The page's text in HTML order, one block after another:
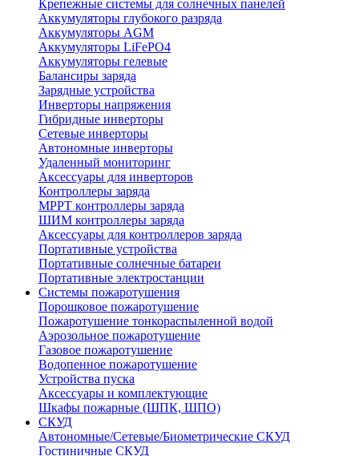
Крепежные системы для солнечных панелей
Аккумуляторы глубокого разряда
Аккумуляторы AGM
Аккумуляторы LiFePO4
Аккумуляторы гелевые
Балансиры заряда
Зарядные устройства
Инверторы напряжения
Гибридные инверторы
Сетевые инверторы
Автономные инверторы
Удаленный мониторинг
Аксессуары для инверторов
Контроллеры заряда
MPPT контроллеры заряда
ШИМ контроллеры заряда
Аксессуары для контроллеров заряда
Портативные устройства
Портативные солнечные батареи
Портативные электростанции
Системы пожаротушения
Порошковое пожаротушение
Пожаротушение тонкораспыленной водой
Аэрозольное пожаротушение
Газовое пожаротушение
Водопенное пожаротушение
Устройства пуска
Аксессуары и комплектующие
Шкафы пожарные (ШПК, ШПО)
СКУД
Автономные/Сетевые/Биометрические СКУД
Гостиничные СКУД